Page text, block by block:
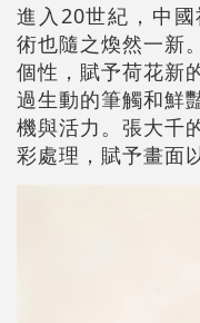
進入20世紀，中
術也隨之煥然一新
個性，賦予荷花新
過生動的筆觸和鮮
機與活力。張大千
彩處理，賦予畫面